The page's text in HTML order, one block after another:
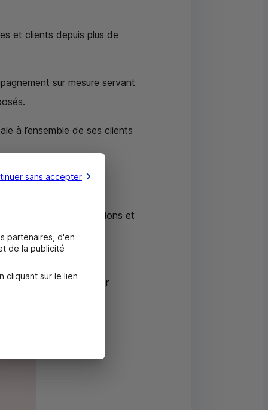
et clients depuis plus de
sur mesure servant
à l’ensemble de ses clients
: dons aux associations et
crédits à impact
est de contribuer
sans accepter
partenaires, d'en
de la publicité
cliquant sur le lien